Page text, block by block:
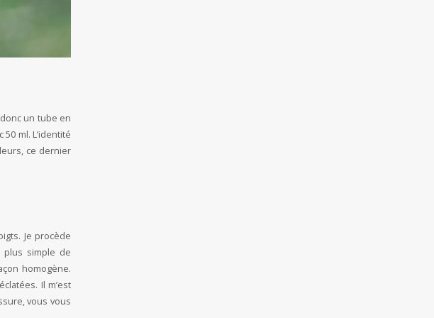
un tube en
ml. L’identité
ce dernier
Je procède
plus simple de
homogène.
Il m’est
vous vous